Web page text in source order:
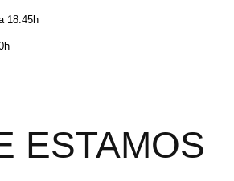
18:45h
ESTAMOS